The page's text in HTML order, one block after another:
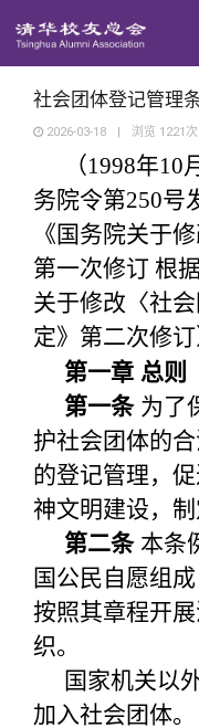
西
义
新
青
校
校
信
实
总
总
理
制
联
关闭
社会团体登记管理
2026-03-18 | 浏览 1221 次
（1998年
务院令第250号
《国务院关于
第一次修订 根
关于修改〈社
定》第二次修订
第一章 总则
第一条为了
护社会团体的
的登记管理，
神文明建设，制
第二条本条
国公民自愿组
按照其章程开
织。
国家机关以
加入社会团体。